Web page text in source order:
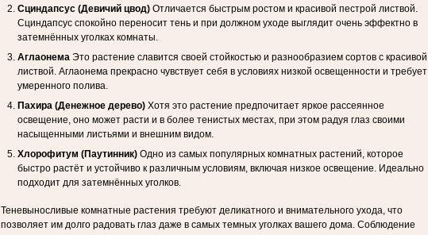
Сциндапсус (Девичий цвод) Отличается быстрым ростом и красивой пестрой листвой.
Сциндапсус спокойно переносит тень и при должном уходе выглядит очень эффектно в
затемнённых уголках комнаты.
Аглаонема Это растение славится своей стойкостью и разнообразием сортов с красивой
листвой. Аглаонема прекрасно чувствует себя в условиях низкой освещенности и требует
умеренного полива.
Пахира (Денежное дерево) Хотя это растение предпочитает яркое рассеянное
освещение, оно может расти и в более тенистых местах, при этом радуя глаз своими
насыщенными листьями и внешним видом.
Хлорофитум (Паутинник) Одно из самых популярных комнатных растений, которое
быстро растёт и устойчиво к различным условиям, включая низкое освещение. Идеально
подходит для затемнённых уголков.
Теневыносливые комнатные растения требуют деликатного и внимательного ухода, что
позволяет им долго радовать глаз даже в самых темных уголках вашего дома. Соблюдение